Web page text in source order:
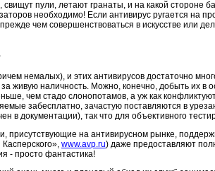
пули, летают гранаты, и на какой стороне
необходимо! Если антивирус ругается на
чем совершенствоваться в искусстве или
немалых), и этих антивирусов достаточно
живую наличность. Можно, конечно, добыть их в
чем стадо слонопотамов, а уж как
забесплатно, зачастую поставляются в
в документации), так что для объективного
присутствующие на антивирусном рынке,
www.avp.ru) даже предоставляют
- просто фантастика!